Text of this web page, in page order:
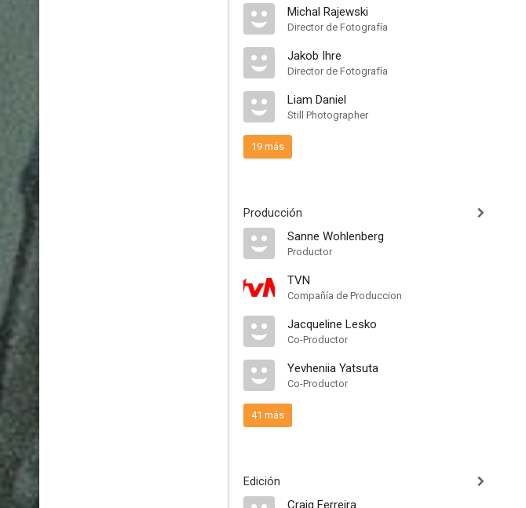
Michal Rajewski
Director de Fotografía
Jakob Ihre
Director de Fotografía
Liam Daniel
Still Photographer
19 más
Producción
Sanne Wohlenberg
Productor
TVN
Compañía de Produccion
Jacqueline Lesko
Co-Productor
Yevheniia Yatsuta
Co-Productor
41 más
Edición
Craig Ferreira